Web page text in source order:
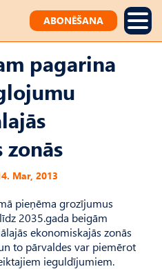
ABONĒŠANA
pagarina
Mar, 2013
pieņēma grozījumus
2035.gada beigām
ekonomiskajās zonās
to pārvaldes var piemērot
ieguldījumiem.